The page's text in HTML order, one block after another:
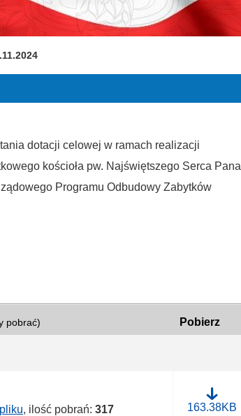
dotacji celowej w ramach realizacji
kościoła pw. Najświętszego Serca Pana
Programu Odbudowy Zabytków
pobrać) Pobierz
, ilość pobrań: 317 163.38KB